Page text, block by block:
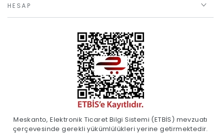
HESAP
Meskanto, Elektronik Ticaret Bilgi Sistemi (ETBİS) mevzuatı
çerçevesinde gerekli yükümlülükleri yerine getirmektedir.